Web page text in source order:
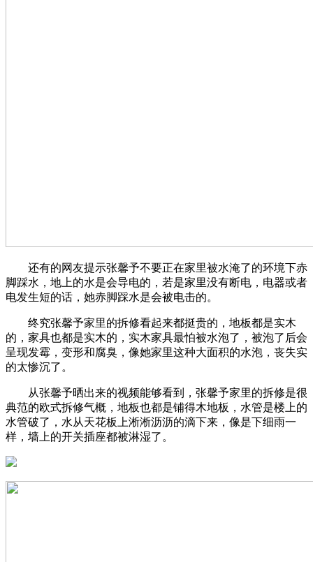
还有的网友提示张馨予不要正在家里被水淹了的环境下赤
脚踩水，地上的水是会导电的，若是家里没有断电，电器或者
电发生短的话，她赤脚踩水是会被电击的。
终究张馨予家里的拆修看起来都挺贵的，地板都是实木
的，家具也都是实木的，实木家具最怕被水泡了，被泡了后会
呈现发霉，变形和腐臭，像她家里这种大面积的水泡，丧失实
的太惨沉了。
从张馨予晒出来的视频能够看到，张馨予家里的拆修是很
典范的欧式拆修气概，地板也都是铺得木地板，水管是楼上的
水管破了，水从天花板上淅淅沥沥的滴下来，像是下细雨一
样，墙上的开关插座都被淋湿了。